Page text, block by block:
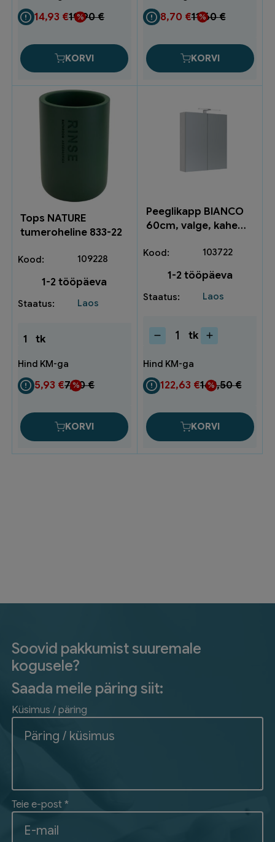
19,90€
14,93 €
KORVI
11,60€
8,70 €
KORVI
Tops NATURE
tumeroheline 833-22
109228
1-2 tööpäeva
Laos
1 tk
7,90€
5,93 €
KORVI
Peeglikapp BIANCO
60cm, valge, kahe
103722
1-2 tööpäeva
Laos
Peeglikapp
60cm,
valge,
kahe
uksega
B60PKS
kogus
tk
163,50€
122,63 €
KORVI
Soovid pakkumist suuremale
kogusele?
Saada meile päring siit:
Küsimus / päring
Teie e-post *